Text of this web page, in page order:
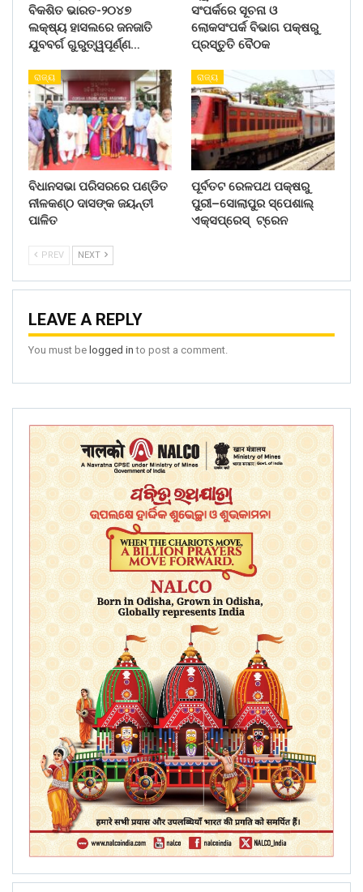
ବିକଶିତ ଭାରତ-୨୦୪୭
ଲକ୍ଷ୍ୟ ହାସଲରେ ଜନଜାତି
ଯୁବବର୍ଗ ଗୁରୁତ୍ୱପୂର୍ଣ୍ଣ…
ସଂପର୍କରେ ସୂଚନା ଓ
ଲୋକସଂପର୍କ ବିଭାଗ ପକ୍ଷରୁ
ପ୍ରସ୍ତୁତି ବୈଠକ
ରାଜ୍ୟ
ବିଧାନସଭା ପରିସରରେ ପଣ୍ଡିତ
ନୀଳକଣ୍ଠ ଦାସଙ୍କ ଜୟନ୍ତୀ
ପାଳିତ
ରାଜ୍ୟ
ପୂର୍ବତଟ ରେଳପଥ ପକ୍ଷରୁ
ପୁରୀ–ସୋଲାପୁର ସ୍ପେଶାଲ୍
ଏକ୍ସପ୍ରେସ୍ ଟ୍ରେନ
PREV NEXT
LEAVE A REPLY
You must be logged in to post a comment.